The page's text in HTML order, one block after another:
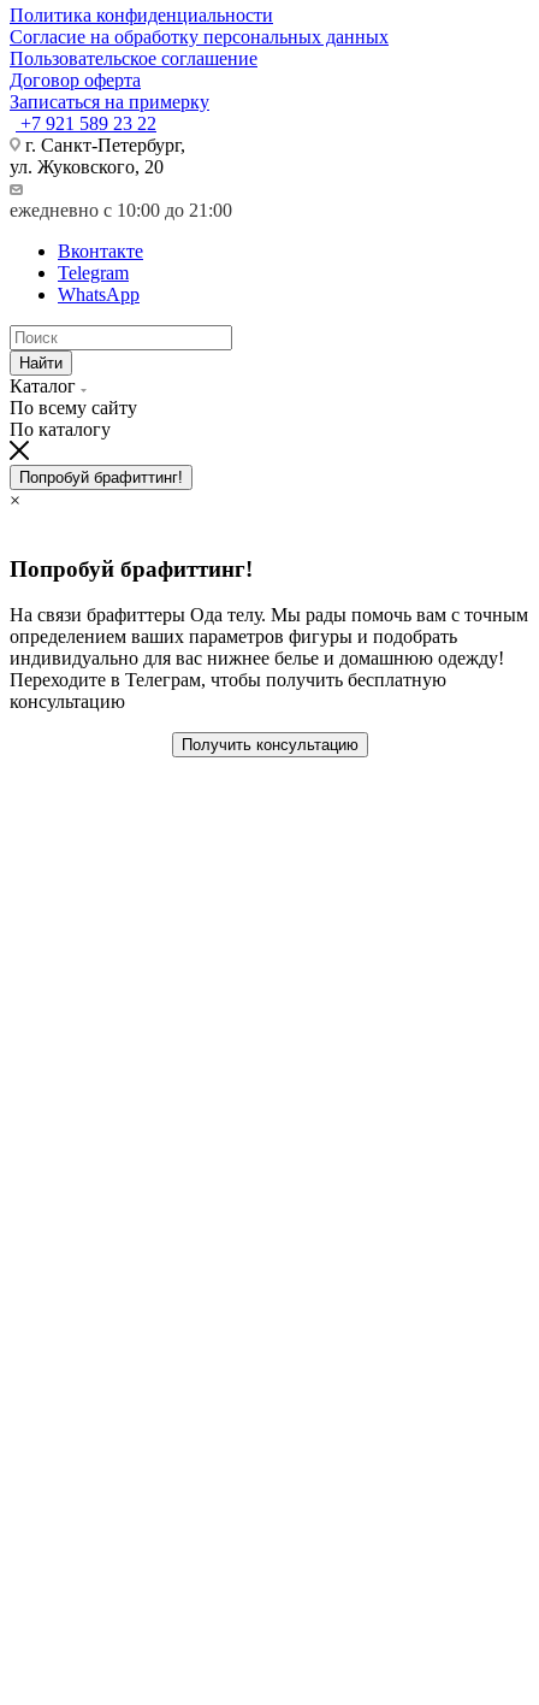
Политика конфиденциальности
Согласие на обработку персональных данных
Пользовательское соглашение
Договор оферта
Записаться на примерку
+7 921 589 23 22
г. Санкт-Петербург,
ул. Жуковского, 20
ежедневно с 10:00 до 21:00
Вконтакте
Telegram
WhatsApp
Найти
Каталог
По всему сайту
По каталогу
Попробуй брафиттинг!
×
Попробуй брафиттинг!
На связи брафиттеры Ода телу. Мы рады помочь вам с точным
определением ваших параметров фигуры и подобрать
индивидуально для вас нижнее белье и домашнюю одежду!
Переходите в Телеграм, чтобы получить бесплатную
консультацию
Получить консультацию